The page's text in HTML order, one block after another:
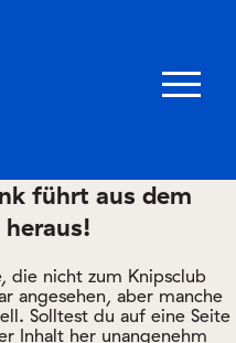
Menü
führt aus dem
die nicht zum Knipsclub
angesehen, aber manche
Solltest du auf eine Seite
Inhalt her unangenehm